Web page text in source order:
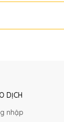
DỊCH
nhập